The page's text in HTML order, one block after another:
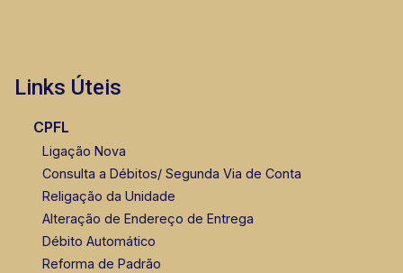
Links Úteis
CPFL
Ligação Nova
Consulta a Débitos/ Segunda Via de Conta
Religação da Unidade
Alteração de Endereço de Entrega
Débito Automático
Reforma de Padrão